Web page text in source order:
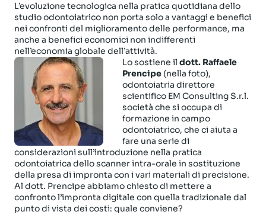
L’evoluzione tecnologica nella pratica quotidiana dello
studio odontoiatrico non porta solo a vantaggi e benefici
nei confronti del miglioramento delle performance, ma
anche a benefici economici non indifferenti
nell’economia globale dell’attività.
Lo sostiene il dott. Raffaele
Prencipe (nella foto),
odontoiatria direttore
scientifico EM Consulting S.r.l.
società che si occupa di
formazione in campo
odontoiatrico, che ci aiuta a
fare una serie di
considerazioni sull’introduzione nella pratica
odontoiatrica dello scanner intra-orale in sostituzione
della presa di impronta con i vari materiali di precisione.
Al dott. Prencipe abbiamo chiesto di mettere a
confronto l’impronta digitale con quella tradizionale dal
punto di vista dei costi: quale conviene?